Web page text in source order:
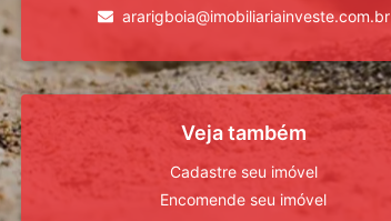
ararigboia@imobiliariainveste.com.br
Veja também
Cadastre seu imóvel
Encomende seu imóvel